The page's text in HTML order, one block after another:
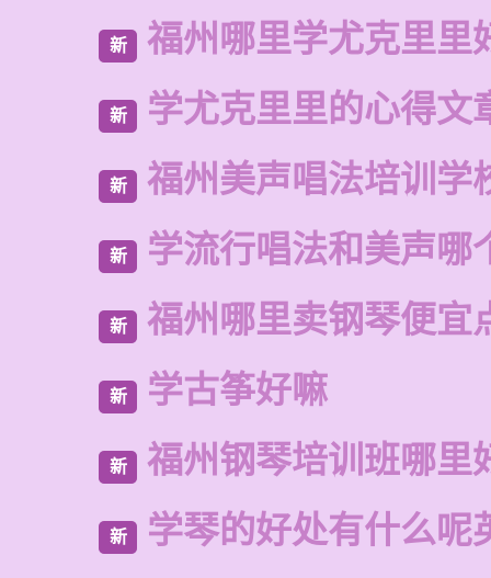
新 福州哪里学尤克里里
新 学尤克里里的心得文
新 福州美声唱法培训学
新 学流行唱法和美声哪
新 福州哪里卖钢琴便宜
新 学古筝好嘛
新 福州钢琴培训班哪里
新 学琴的好处有什么呢